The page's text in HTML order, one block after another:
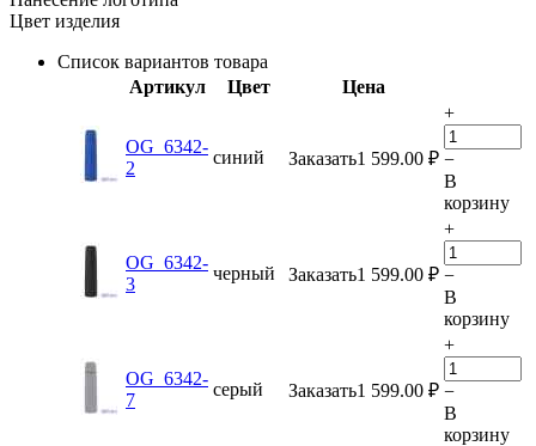
Цвет изделия
Список вариантов товара
Артикул
Цвет Цена
OG_6342-
2
синий Заказать1 599.00 ₽
+
−
В
корзину
OG_6342-
3
черный Заказать1 599.00 ₽
+
−
В
корзину
OG_6342-
7
серый Заказать1 599.00 ₽
+
−
В
корзину